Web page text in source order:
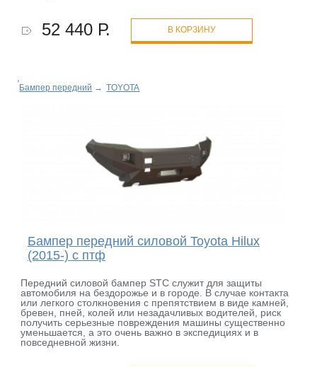
52 440 Р. В КОРЗИНУ
Бампер передний → TOYOTA
Бампер передний силовой Toyota Hilux
(2015-) с птф
Передний силовой бампер STC служит для защиты
автомобиля на бездорожье и в городе. В случае контакта
или легкого столкновения с препятствием в виде камней,
бревен, пней, колей или незадачливых водителей, риск
получить серьезные повреждения машины существенно
уменьшается, а это очень важно в экспедициях и в
повседневной жизни.